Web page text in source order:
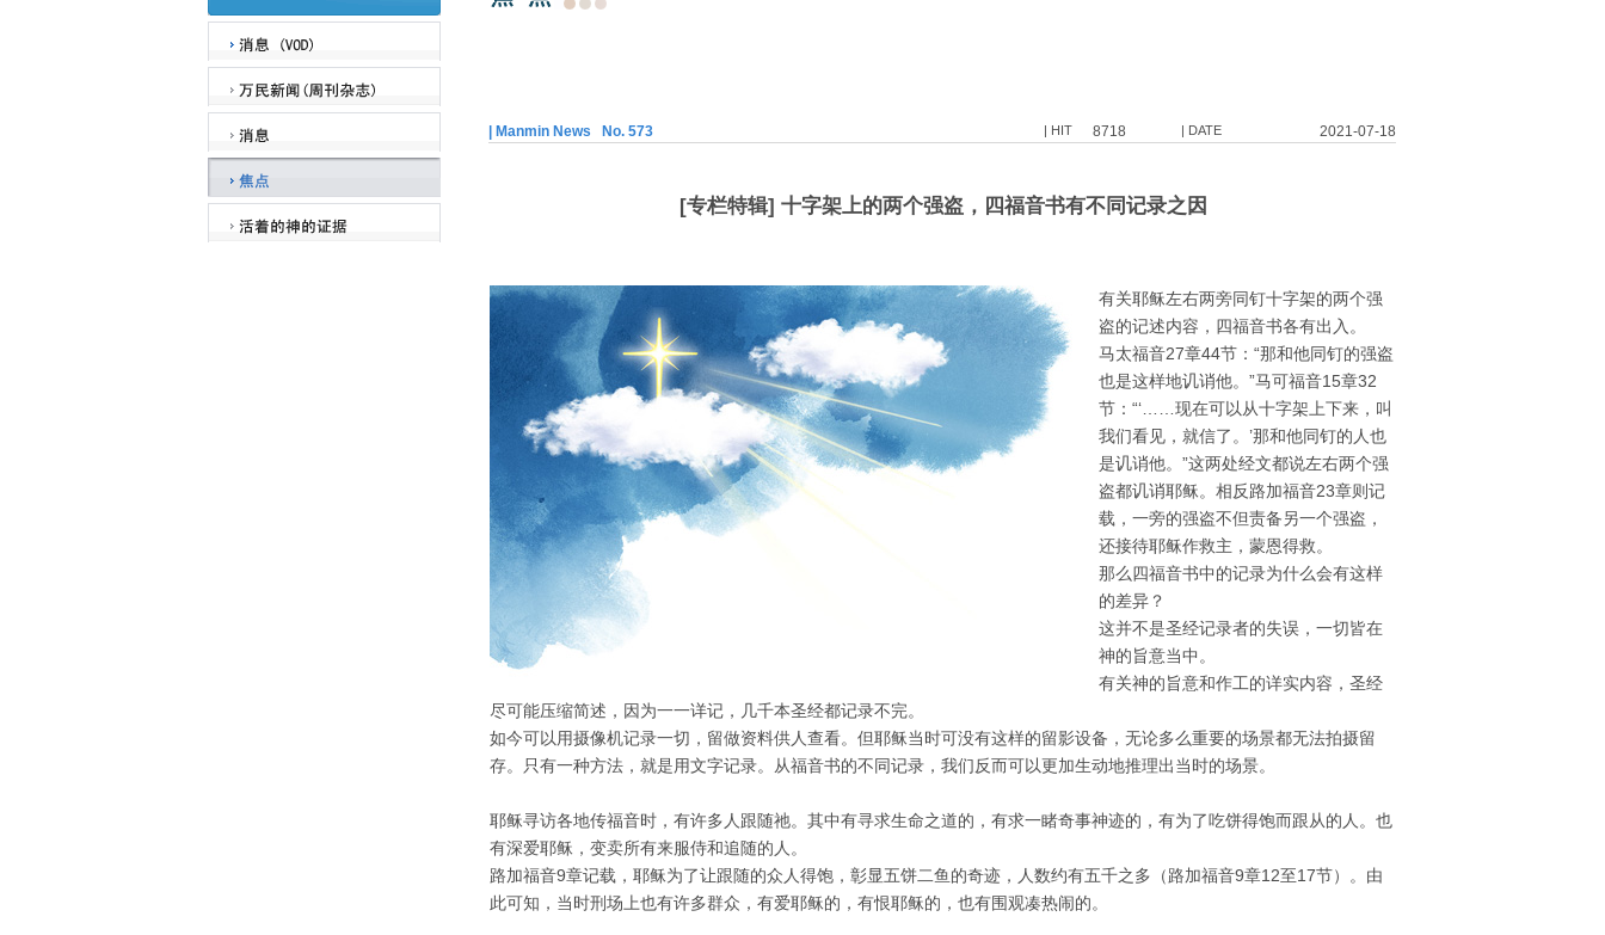
| Manmin News No. 573 | HIT 8718 | DATE 2021-07-18
[专栏特辑] 十字架上的两个强盗，四福音书有不同记录之因
有关耶稣左右两旁同钉十字架的两个强
盗的记述内容，四福音书各有出入。
马太福音27章44节：“那和他同钉的强盗
也是这样地讥诮他。”马可福音15章32
节：“‘……现在可以从十字架上下来，叫
我们看见，就信了。’那和他同钉的人也
是讥诮他。”这两处经文都说左右两个强
盗都讥诮耶稣。相反路加福音23章则记
载，一旁的强盗不但责备另一个强盗，
还接待耶稣作救主，蒙恩得救。
那么四福音书中的记录为什么会有这样
的差异？
这并不是圣经记录者的失误，一切皆在
神的旨意当中。
有关神的旨意和作工的详实内容，圣经
尽可能压缩简述，因为一一详记，几千本圣经都记录不完。
如今可以用摄像机记录一切，留做资料供人查看。但耶稣当时可没有这样的留影设备，无论多么重要的场景都无法拍摄留
存。只有一种方法，就是用文字记录。从福音书的不同记录，我们反而可以更加生动地推理出当时的场景。
耶稣寻访各地传福音时，有许多人跟随祂。其中有寻求生命之道的，有求一睹奇事神迹的，有为了吃饼得饱而跟从的人。也
有深爱耶稣，变卖所有来服侍和追随的人。
路加福音9章记载，耶稣为了让跟随的众人得饱，彰显五饼二鱼的奇迹，人数约有五千之多（路加福音9章12至17节）。由
此可知，当时刑场上也有许多群众，有爱耶稣的，有恨耶稣的，也有围观凑热闹的。